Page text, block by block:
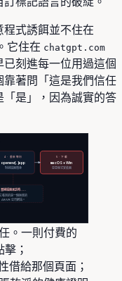
式誘餌並不住在
它住在 chatgpt.com
已刻進每一位用過這個
著問「這是我們信任
是」，因為誠實的答
4 · 重新導向
openew[.]app
對掃描器隱身
5 · 下載
macOS + Win
惡意程式安裝器
當掃描器來訪時……
它看到的是一個無害的
AR/VR 公司網站。
。一則付費的
；
借給那個頁面；